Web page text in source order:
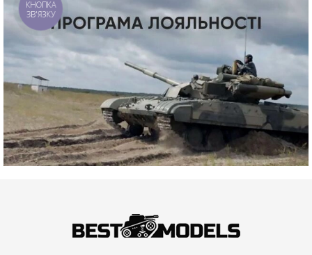
КНОПКА
ЗВ'ЯЗКУ